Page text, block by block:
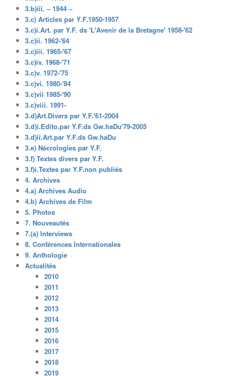
3.b)iii. – 1944 –
3.c) Articles par Y.F.1950-1957
3.c)i.Art. par Y.F. ds 'L'Avenir de la Bretagne' 1958-'62
3.c)ii. 1962-'64
3.c)iii. 1965-'67
3.c)iv. 1968-'71
3.c)v. 1972-'75
3.c)vi. 1980-'84
3.c)vii 1985-'90
3.c)viii. 1991-
3.d)Art.Divers par Y.F.'61-2004
3.d)i.Edito.par Y.F.ds Gw.haDu'79-2005
3.d)ii.Art.par Y.F.ds Gw.haDu
3.e) Nécrologies par Y.F.
3.f) Textes divers par Y.F.
3.f)i.Textes par Y.F.non publiés
4. Archives
4.a) Archives Audio
4.b) Archives de Film
5. Photos
7. Nouveautés
7.(a) Interviews
8. Conférences Internationales
9. Anthologie
Actualités
2010
2011
2012
2013
2014
2015
2016
2017
2018
2019